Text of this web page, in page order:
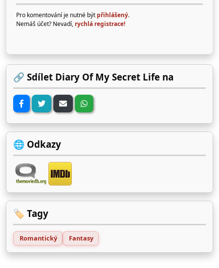
Pro komentování je nutné být přihlášený.
Nemáš účet? Nevadí, rychlá registrace!
🔗 Sdílet Diary Of My Secret Life na
🌐 Odkazy
🏷️ Tagy
Romantický Fantasy